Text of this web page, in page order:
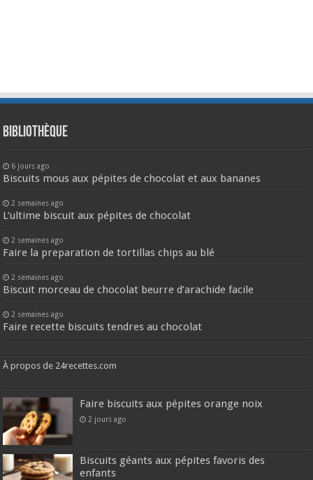
Bibliothèque
6 jours ago
Biscuits mous aux pépites de chocolat et aux bananes
2 semaines ago
L’ultime biscuit aux pépites de chocolat
2 semaines ago
Faire la preparation de tortillas chips au blé
2 semaines ago
Biscuit morceau de chocolat beurre d’arachide facile
2 semaines ago
Faire recette biscuits tendres au chocolat
À propos de 24recettes.com
Faire biscuits aux pépites orange noix
2 jours ago
Biscuits géants aux pépites favoris des
enfants